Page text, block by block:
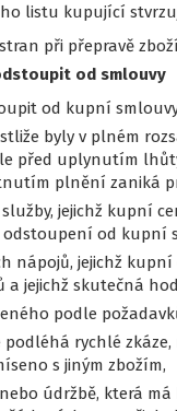
listu kupující
při přepravě
od smlouvy
od kupní
byly v plném
před uplynutím
plnění zaniká
jejichž kupní
od kupní
nápojů, jejichž
jejichž skutečná
podle
podléhá rychlé
s jiným zbožím,
údržbě, která